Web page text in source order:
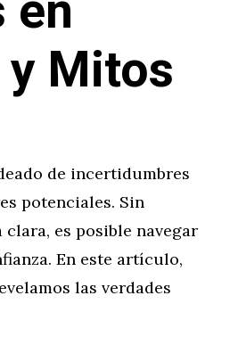
Mitos
de incertidumbres
potenciales. Sin
es posible navegar
En este artículo,
las verdades